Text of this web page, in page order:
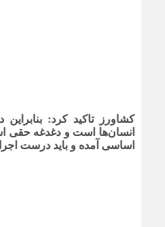
کشاورز تاکید کرد:
اساسی آمده و باید درست